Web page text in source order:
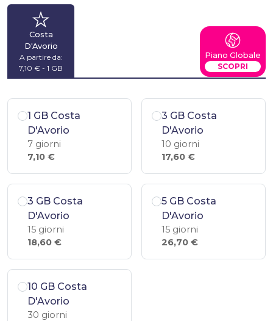
Costa
D'Avorio
A partire da:
7,10 € - 1 GB
Piano Globale
SCOPRI
1 GB Costa
D'Avorio
7 giorni
7,10 €
3 GB Costa
D'Avorio
10 giorni
17,60 €
3 GB Costa
D'Avorio
15 giorni
18,60 €
5 GB Costa
D'Avorio
15 giorni
26,70 €
10 GB Costa
D'Avorio
30 giorni